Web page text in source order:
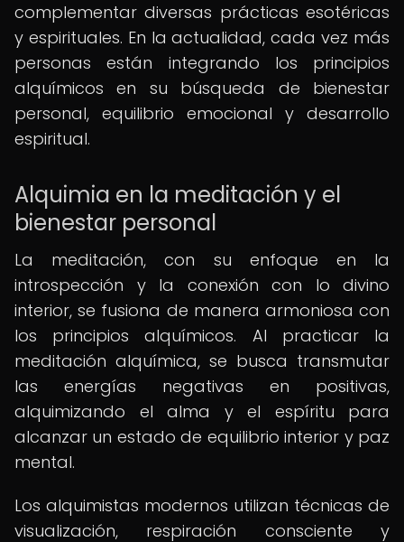
complementar diversas prácticas esotéricas
y espirituales. En la actualidad, cada vez más
personas están integrando los principios
alquímicos en su búsqueda de bienestar
personal, equilibrio emocional y desarrollo
espiritual.
Alquimia en la meditación y el
bienestar personal
La meditación, con su enfoque en la
introspección y la conexión con lo divino
interior, se fusiona de manera armoniosa con
los principios alquímicos. Al practicar la
meditación alquímica, se busca transmutar
las energías negativas en positivas,
alquimizando el alma y el espíritu para
alcanzar un estado de equilibrio interior y paz
mental.
Los alquimistas modernos utilizan técnicas de
visualización, respiración consciente y